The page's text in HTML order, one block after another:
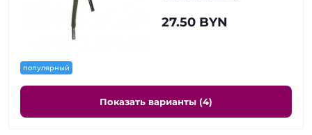
популярный
27.50 BYN
Показать варианты (4)